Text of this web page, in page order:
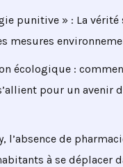
punitive » : La vérité
mesures
écologique :
pour un avenir
l’absence de
à se déplacer